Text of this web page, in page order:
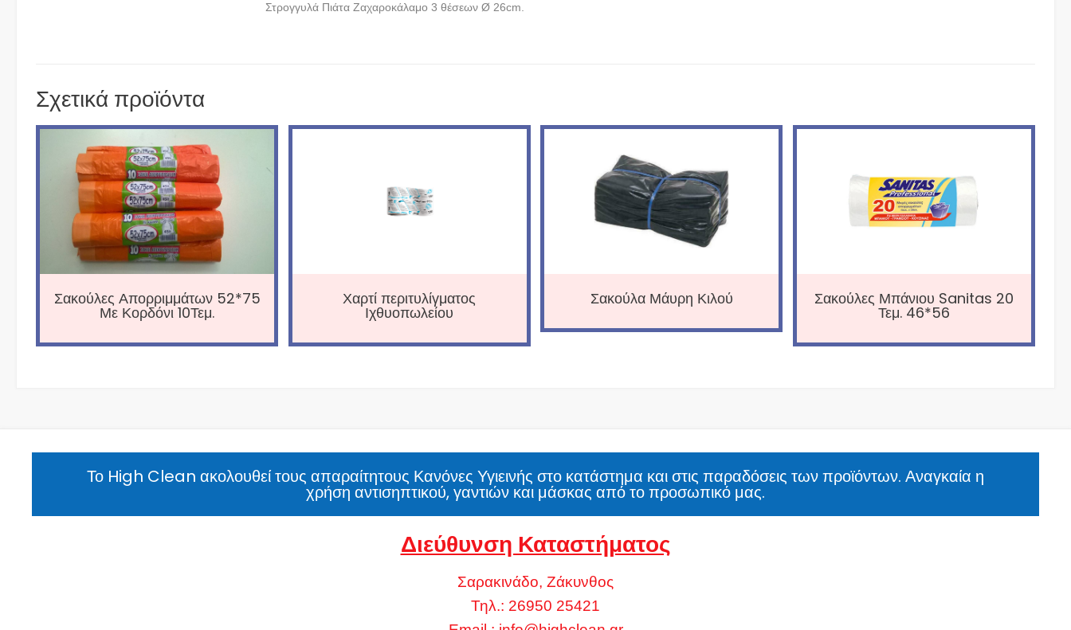
Στρογγυλά Πιάτα Ζαχαροκάλαμο 3 θέσεων Ø 26cm.
Σχετικά προϊόντα
Σακούλες Απορριμμάτων 52*75
Με Κορδόνι 10Τεμ.
Χαρτί περιτυλίγματος
Ιχθυοπωλείου
Σακούλα Μάυρη Κιλού Σακούλες Μπάνιου Sanitas 20
Τεμ. 46*56
Το High Clean ακολουθεί τους απαραίτητους Κανόνες Υγιεινής στο κατάστημα και στις παραδόσεις των προϊόντων. Αναγκαία η
χρήση αντισηπτικού, γαντιών και μάσκας από το προσωπικό μας.
Διεύθυνση Καταστήματος
Σαρακινάδο, Ζάκυνθος
Τηλ.: 26950 25421